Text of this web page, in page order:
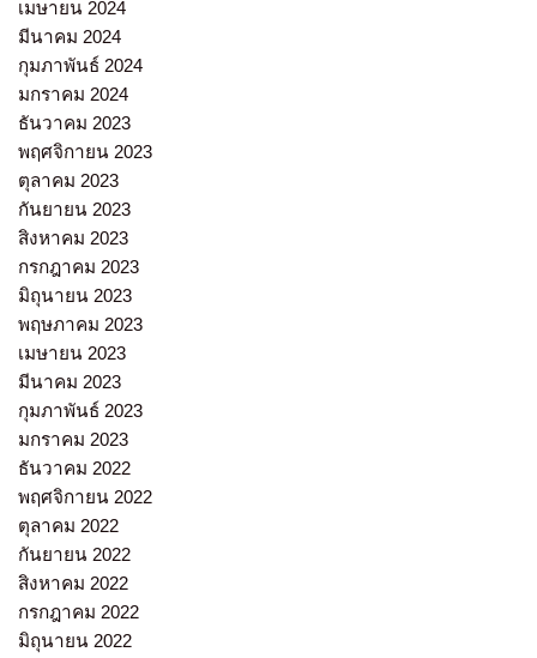
เมษายน 2024
มีนาคม 2024
กุมภาพันธ์ 2024
มกราคม 2024
ธันวาคม 2023
พฤศจิกายน 2023
ตุลาคม 2023
กันยายน 2023
สิงหาคม 2023
กรกฎาคม 2023
มิถุนายน 2023
พฤษภาคม 2023
เมษายน 2023
มีนาคม 2023
กุมภาพันธ์ 2023
มกราคม 2023
ธันวาคม 2022
พฤศจิกายน 2022
ตุลาคม 2022
กันยายน 2022
สิงหาคม 2022
กรกฎาคม 2022
มิถุนายน 2022